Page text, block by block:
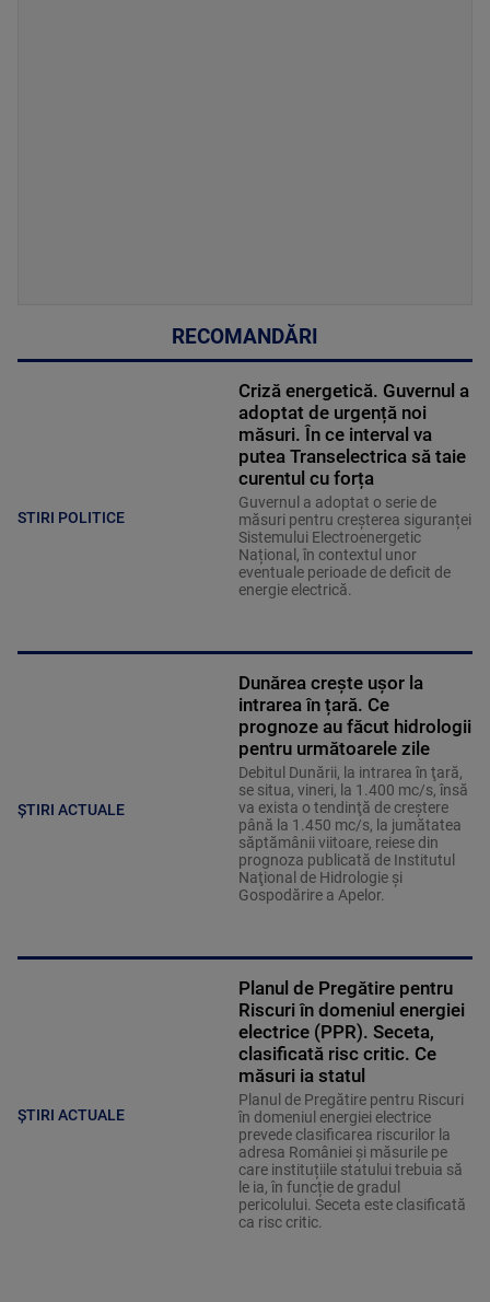
RECOMANDĂRI
STIRI POLITICE
Criză energetică. Guvernul a
adoptat de urgență noi
măsuri. În ce interval va
putea Transelectrica să taie
curentul cu forța
Guvernul a adoptat o serie de
măsuri pentru creșterea siguranței
Sistemului Electroenergetic
Național, în contextul unor
eventuale perioade de deficit de
energie electrică.
ȘTIRI ACTUALE
Dunărea crește ușor la
intrarea în țară. Ce
prognoze au făcut hidrologii
pentru următoarele zile
Debitul Dunării, la intrarea în ţară,
se situa, vineri, la 1.400 mc/s, însă
va exista o tendinţă de creştere
până la 1.450 mc/s, la jumătatea
săptămânii viitoare, reiese din
prognoza publicată de Institutul
Naţional de Hidrologie şi
Gospodărire a Apelor.
ȘTIRI ACTUALE
Planul de Pregătire pentru
Riscuri în domeniul energiei
electrice (PPR). Seceta,
clasificată risc critic. Ce
măsuri ia statul
Planul de Pregătire pentru Riscuri
în domeniul energiei electrice
prevede clasificarea riscurilor la
adresa României și măsurile pe
care instituțiile statului trebuia să
le ia, în funcție de gradul
pericolului. Seceta este clasificată
ca risc critic.